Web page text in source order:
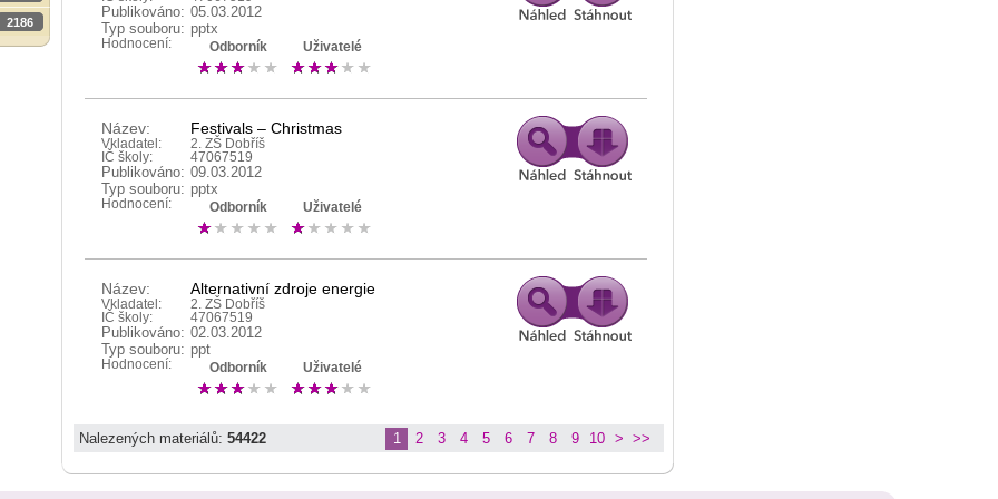
2186
Publikováno: 05.03.2012
Typ souboru: pptx
Hodnocení: Odborník Uživatelé
Název: Festivals – Christmas
Vkladatel:
2. ZŠ Dobříš
IČ školy:
47067519
Publikováno: 09.03.2012
Typ souboru: pptx
Hodnocení: Odborník Uživatelé
Název: Alternativní zdroje energie
Vkladatel:
2. ZŠ Dobříš
IČ školy:
47067519
Publikováno: 02.03.2012
Typ souboru: ppt
Hodnocení: Odborník Uživatelé
Nalezených materiálů: 54422 1 2 3 4 5 6 7 8 9 10 > >>